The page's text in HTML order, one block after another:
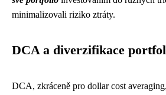
minimalizovali riziko ztráty.
DCA a diverzifikace
DCA, zkráceně pro dollar cost